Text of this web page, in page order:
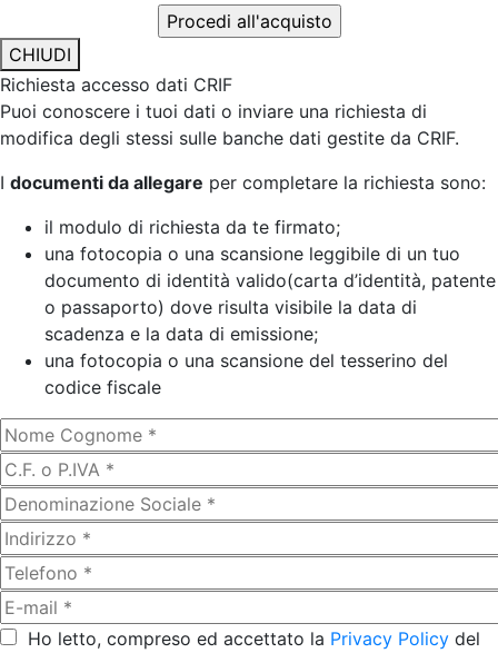
CHIUDI
Richiesta accesso dati CRIF
Puoi conoscere i tuoi dati o inviare una richiesta di
modifica degli stessi sulle banche dati gestite da CRIF.
I documenti da allegare per completare la richiesta sono:
il modulo di richiesta da te firmato;
una fotocopia o una scansione leggibile di un tuo
documento di identità valido(carta d’identità, patente
o passaporto) dove risulta visibile la data di
scadenza e la data di emissione;
una fotocopia o una scansione del tesserino del
codice fiscale
Ho letto, compreso ed accettato la Privacy Policy del